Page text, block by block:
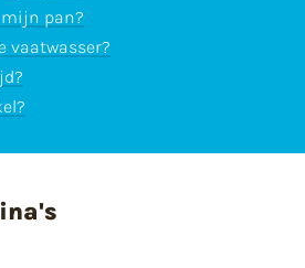
pan?
vaatwasser?